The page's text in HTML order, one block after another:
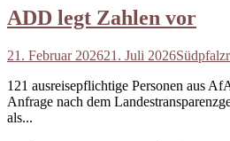
ADD legt Zahlen vor
21. Februar 202621. Juli 2026
121 ausreisepflichtige Personen aus
Anfrage nach dem
als...